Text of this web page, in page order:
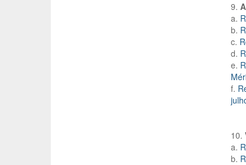
9.
a.
b.
c.
d.
e.
f.
10.
a.
b.